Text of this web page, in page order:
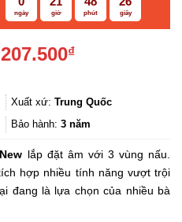
ngày giờ phút giây
₫Giá
là:
4.207.500₫.
Xuất xứ: Trung Quốc
Bảo hành: 3 năm
lắp đặt âm với 3 vùng nấu.
hợp nhiều tính năng vượt trội
đang là lựa chọn của nhiều bà